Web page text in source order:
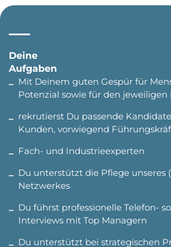
Deine
Aufgaben
Mit Deinem guten Gespür für
Potenzial sowie für den jeweiligen
rekrutierst Du passende
Kunden, vorwiegend
Fach- und Industrieexperten
Du unterstützt die Pflege unseres
Netzwerkes
Du führst professionelle Telefon-
Interviews mit Top Managern
Du unterstützt bei strategischen